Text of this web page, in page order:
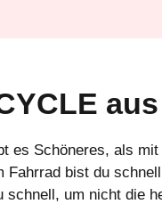
es Schöneres, als
Fahrrad bist du
schnell, um nicht die